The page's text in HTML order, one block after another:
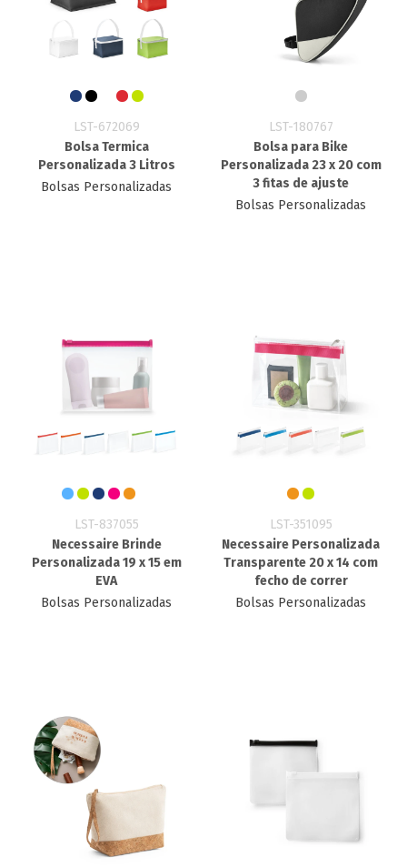
LST-672069
Bolsa Termica
Personalizada 3 Litros
Bolsas Personalizadas
LST-180767
Bolsa para Bike
Personalizada 23 x 20 com
3 fitas de ajuste
Bolsas Personalizadas
LST-837055
Necessaire Brinde
Personalizada 19 x 15 em
EVA
Bolsas Personalizadas
LST-351095
Necessaire Personalizada
Transparente 20 x 14 com
fecho de correr
Bolsas Personalizadas